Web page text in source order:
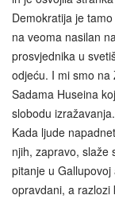
Demokratija je
na veoma nasilan
prosvjednika u
odjeću. I mi smo
Sadama Huseina
slobodu
Kada ljude
njih, zapravo, slaže
pitanje u
opravdani, a razlozi